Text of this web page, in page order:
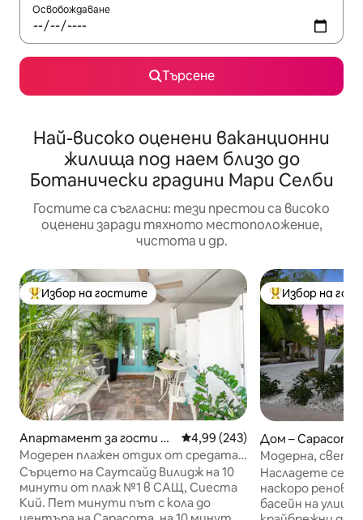
Освобождаване
Търсене
Най-високо оценени ваканционни
жилища под наем близо до
Ботанически градини Мари Селби
Гостите са съгласни: тези престои са високо
оценени заради тяхното местоположение,
чистота и др.
Най-популярен избор на гостите
Избор на гостите
Апартамент за гости –
Сарасота
Средна оценка: 4,99 от 5,
4,99 (243)
Модерен плажен отдих от средата
на века
Сърцето на Саутсайд Вилидж на 10
минути от плаж №1 в САЩ, Сиеста
Кий. Пет минути път с кола до
Най-популярен
Избор на
Дом – Сарасота
Модерна,
форма в
западно от
Насладете се
наскоро
басейн на улица